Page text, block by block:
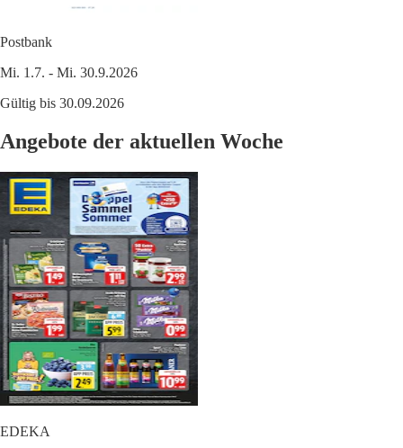
Postbank
Mi. 1.7. - Mi. 30.9.2026
Gültig bis 30.09.2026
Angebote der aktuellen Woche
EDEKA